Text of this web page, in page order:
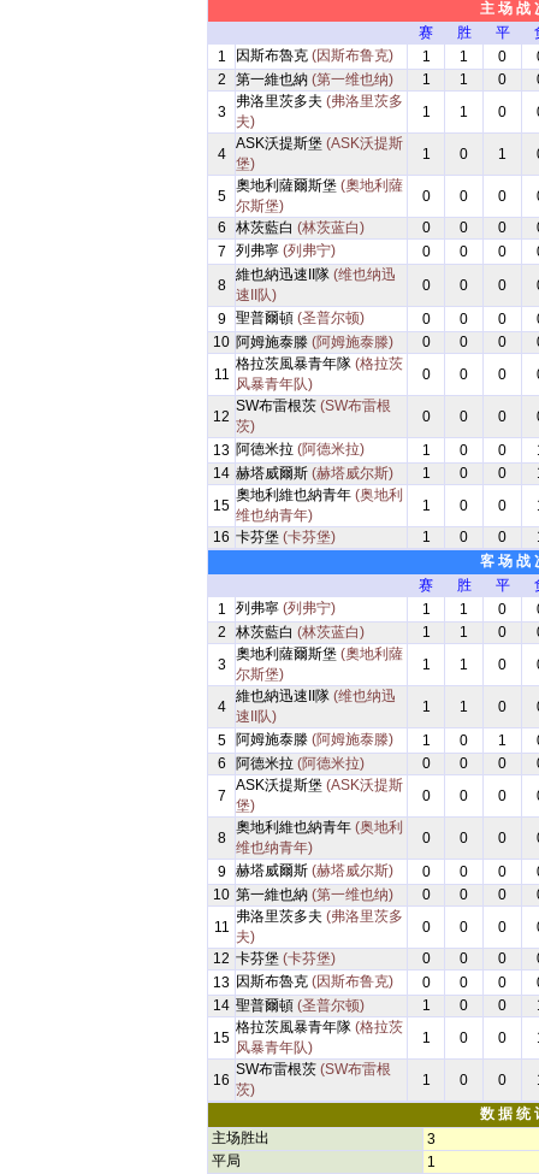
主 场 战
赛
胜 平
1
因斯布魯克 (因斯布鲁克) 1 1 0
2
第一維也納 (第一维也纳) 1 1 0
3
弗洛里茨多夫 (弗洛里茨多
夫)
1 1 0
4
ASK沃提斯堡 (ASK沃提斯
堡)
1 0 1
5
奧地利薩爾斯堡 (奧地利薩
尔斯堡)
0 0 0
6
林茨藍白 (林茨蓝白) 0 0 0
7
列弗寧 (列弗宁) 0 0 0
8
維也納迅速II隊 (维也纳迅
速II队)
0 0 0
9
聖普爾頓 (圣普尔顿) 0 0 0
10 阿姆施泰滕 (阿姆施泰滕) 0 0 0
11
格拉茨風暴青年隊 (格拉茨
风暴青年队)
0 0 0
12
SW布雷根茨 (SW布雷根
茨)
0 0 0
13 阿德米拉 (阿德米拉) 1 0 0
14 赫塔威爾斯 (赫塔威尔斯) 1 0 0
15
奧地利維也納青年 (奥地利
维也纳青年)
1 0 0
16 卡芬堡 (卡芬堡) 1 0 0
客 场 战
赛
胜 平
1
列弗寧 (列弗宁) 1 1 0
2
林茨藍白 (林茨蓝白) 1 1 0
3
奧地利薩爾斯堡 (奧地利薩
尔斯堡)
1 1 0
4
維也納迅速II隊 (维也纳迅
速II队)
1 1 0
5
阿姆施泰滕 (阿姆施泰滕) 1 0 1
6
阿德米拉 (阿德米拉) 0 0 0
7
ASK沃提斯堡 (ASK沃提斯
堡)
0 0 0
8
奧地利維也納青年 (奥地利
维也纳青年)
0 0 0
9
赫塔威爾斯 (赫塔威尔斯) 0 0 0
10 第一維也納 (第一维也纳) 0 0 0
11
弗洛里茨多夫 (弗洛里茨多
夫)
0 0 0
12 卡芬堡 (卡芬堡) 0 0 0
13 因斯布魯克 (因斯布鲁克) 0 0 0
14 聖普爾頓 (圣普尔顿) 1 0 0
15
格拉茨風暴青年隊 (格拉茨
风暴青年队)
1 0 0
16
SW布雷根茨 (SW布雷根
茨)
1 0 0
数 据 统
主场胜出
3
平局
1